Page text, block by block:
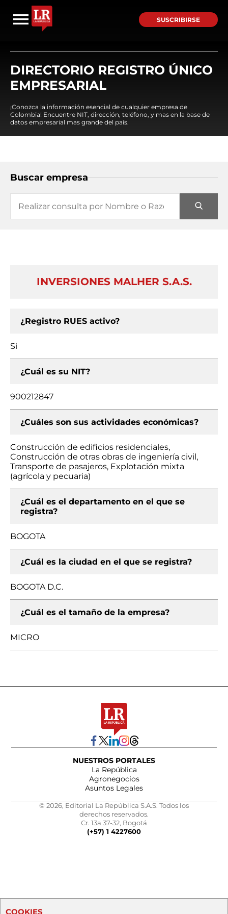
SUSCRIBIRSE
DIRECTORIO REGISTRO ÚNICO
EMPRESARIAL
¡Conozca la información esencial de cualquier empresa de
Colombia! Encuentre NIT, dirección, teléfono, y mas en la base de
datos empresarial mas grande del país.
Buscar empresa
INVERSIONES MALHER S.A.S.
¿Registro RUES activo?
Si
¿Cuál es su NIT?
900212847
¿Cuáles son sus actividades económicas?
Construcción de edificios residenciales,
Construcción de otras obras de ingeniería civil,
Transporte de pasajeros, Explotación mixta
(agrícola y pecuaria)
¿Cuál es el departamento en el que se
registra?
BOGOTA
¿Cuál es la ciudad en el que se registra?
BOGOTA D.C.
¿Cuál es el tamaño de la empresa?
MICRO
NUESTROS PORTALES
La República
Agronegocios
Asuntos Legales
© 2026, Editorial La República S.A.S. Todos los
derechos reservados.
Cr. 13a 37-32, Bogotá
(+57) 1 4227600
COOKIES